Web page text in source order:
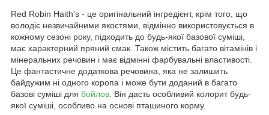
Red Robin Haith's - це оригінальний інгредієнт, крім того, що
володіє незвичайними якостями, відмінно використовується в
кожному сезоні року, підходить до будь-якої базової суміші,
має характерний пряний смак. Також містить багато вітамінів і
мінеральних речовин і має відмінні фарбувальні властивості.
Це фантастичне додаткова речовина, яка не залишить
байдужим ні одного коропа і може бути доданий в багато
базові суміші для бойлов. Він дасть особливий колорит будь-
якої суміші, особливо на основі пташиного корму.